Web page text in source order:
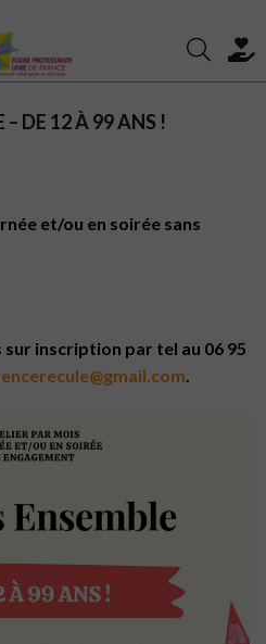
– DE 12 À 99 ANS !
et/ou en soirée sans
inscription par tel au 06 95
.